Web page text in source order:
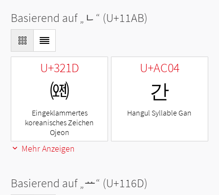
Basierend auf „ ᆫ“ (U+11AB)
U+321D
㈝
Eingeklammertes
koreanisches Zeichen
Ojeon
U+AC04
간
Hangul Syllable Gan
Mehr Anzeigen
Basierend auf „ᅭ“ (U+116D)